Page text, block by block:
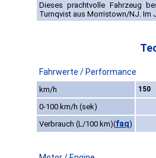
Dieses prachtvolle Fahrzeug
Turnqvist aus Morristown/NJ. Im
Fahrwerte / Performance
km/h 150
0-100 km/h (sek)
Verbrauch (L/100 km)(faq)